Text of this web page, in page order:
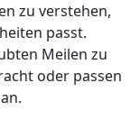
zu verstehen,
passt.
Meilen zu
oder passen